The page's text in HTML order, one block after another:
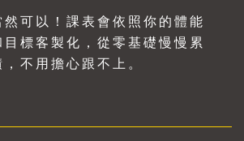
始時，教練安排基礎核心訓練與動作
全範圍內找回肌肉力量。第一次課，
覺得不舒服，下樓梯也不敢放鬆步
箱，已經不用擔心膝蓋負擔。啞鈴弓
然可以！課表會依照你的體能
目標客製化，從零基礎慢慢累
，不用擔心跟不上。